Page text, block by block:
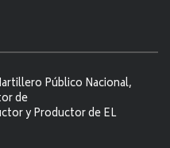
Público Nacional,
de
y Productor de EL